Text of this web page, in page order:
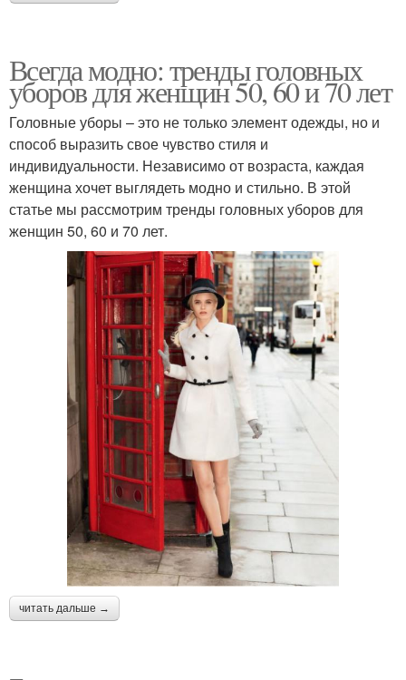
Всегда модно: тренды головных
уборов для женщин 50, 60 и 70 лет
Головные уборы – это не только элемент одежды, но и
способ выразить свое чувство стиля и
индивидуальности. Независимо от возраста, каждая
женщина хочет выглядеть модно и стильно. В этой
статье мы рассмотрим тренды головных уборов для
женщин 50, 60 и 70 лет.
читать дальше →